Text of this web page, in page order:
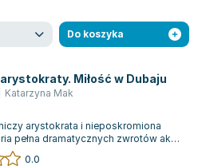
Do koszyka
Miłość w Dubaju
Katarzyna Mak
arystokrata i nieposkromiona
pełna dramatycznych zwrotów akcji
już od pierwszych...
0.0